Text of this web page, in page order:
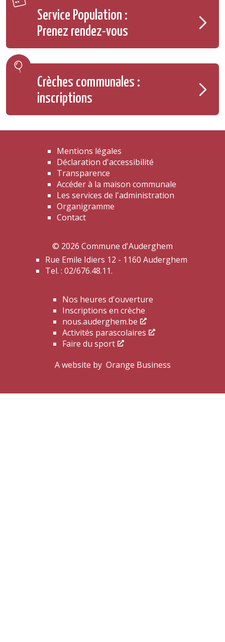
Service Population :
Prenez rendez-vous
Crèches communales :
inscriptions
Mentions légales
Déclaration d'accessibilité
Transparence
Accéder à la maison communale
Les services de l'administration
Organigramme
Contact
© 2026 Commune d'Auderghem
Rue Emile Idiers 12 - 1160 Auderghem
Tel. : 02/676.48.11.
Nos heures d'ouverture
Inscriptions en crèche
nous.auderghem.be
Activités parascolaires
Faire du sport
A website by Orange Business